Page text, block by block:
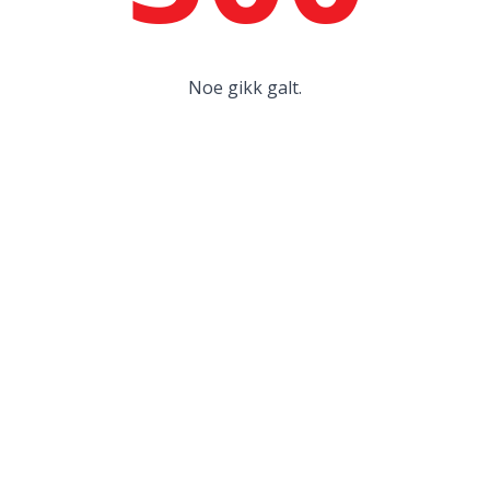
Noe gikk galt.